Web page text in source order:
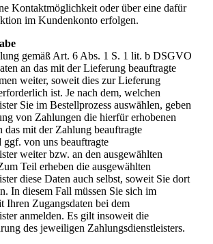
Kontaktmöglichkeit oder über eine dafür
im Kundenkonto erfolgen.
gemäß Art. 6 Abs. 1 S. 1 lit. b DSGVO
an das mit der Lieferung beauftragte
weiter, soweit dies zur Lieferung
ist. Je nach dem, welchen
Sie im Bestellprozess auswählen, geben
von Zahlungen die hierfür erhobenen
das mit der Zahlung beauftragte
von uns beauftragte
weiter bzw. an den ausgewählten
Teil erheben die ausgewählten
diese Daten auch selbst, soweit Sie dort
In diesem Fall müssen Sie sich im
Ihren Zugangsdaten bei dem
anmelden. Es gilt insoweit die
des jeweiligen Zahlungsdienstleisters.